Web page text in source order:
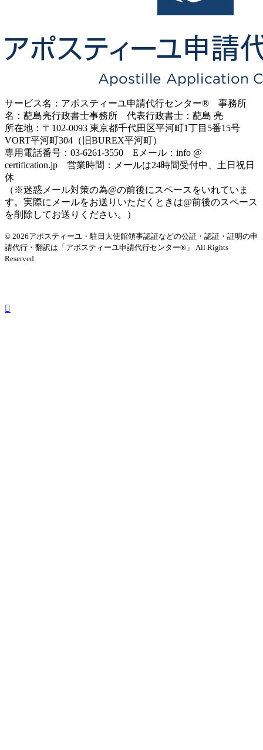
サービス名：アポスティーユ申請代行センター® 事務所
名：蓜島亮行政書士事務所 代表行政書士：蓜島 亮
所在地：〒102-0093 東京都千代田区平河町1丁目5番15号
VORT平河町304（旧BUREX平河町）
専用電話番号：03-6261-3550 Eメール：info @
certification.jp 営業時間：メールは24時間受付中、土日祝日
休
（※迷惑メール対策の為@の前後にスペースをいれていま
す。実際にメールをお送りいただくときは@前後のスペース
を削除してお送りください。）
© 2026アポスティーユ・駐日大使館領事認証などの公証・認証・証明の申
請代行・翻訳は「アポスティーユ申請代行センター®」 All Rights
Reserved.